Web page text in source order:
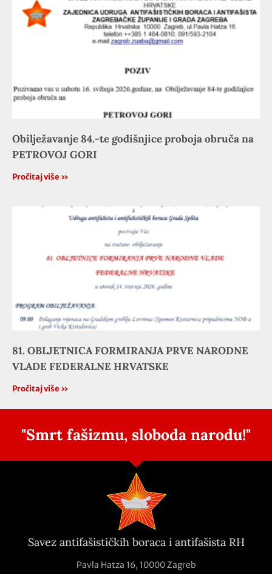
Obilježavanje 84.-te godišnjice proboja obruča na
PETROVOJ GORI
Pročitaj više »
81. OBLJETNICA FORMIRANJA PRVE NARODNE
VLADE FEDERALNE HRVATSKE
Pročitaj više »
"Smrt fašizmu, sloboda narodu!"
Savez antifašističkih boraca i antifašista RH
Pavla Hatza 16, 10000 Zagreb